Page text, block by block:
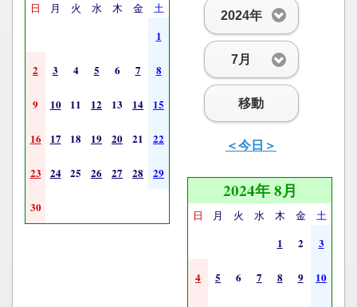
2024年
7月
移動
＜今日＞
日 月 火 水 木 金 土
1
2 3 4 5 6 7 8
9 10 11 12 13 14 15
16 17 18 19 20 21 22
23 24 25 26 27 28 29
30
2024年 8月
日 月 火 水 木 金 土
1 2 3
4 5 6 7 8 9 10